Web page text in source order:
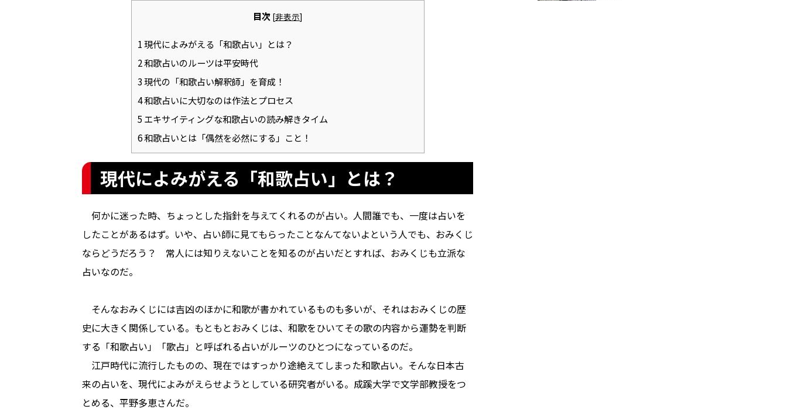
目次 [非表示]
1現代によみがえる「和歌占い」とは？
2和歌占いのルーツは平安時代
3現代の「和歌占い解釈師」を育成！
4和歌占いに大切なのは作法とプロセス
5 エキサイティングな和歌占いの読み解きタイム
6和歌占いとは「偶然を必然にする」こと！
現代によみがえる「和歌占い」とは？
何かに迷った時、ちょっとした指針を与えてくれるのが占い。人間誰でも、一度は占いを
したことがあるはず。いや、占い師に見てもらったことなんてないよという人でも、おみくじ
ならどうだろう？ 常人には知りえないことを知るのが占いだとすれば、おみくじも立派な
占いなのだ。
そんなおみくじには吉凶のほかに和歌が書かれているものも多いが、それはおみくじの歴
史に大きく関係している。もともとおみくじは、和歌をひいてその歌の内容から運勢を判断
する「和歌占い」「歌占」と呼ばれる占いがルーツのひとつになっているのだ。
江戸時代に流行したものの、現在ではすっかり途絶えてしまった和歌占い。そんな日本古
来の占いを、現代によみがえらせようとしている研究者がいる。成蹊大学で文学部教授をつ
とめる、平野多恵さんだ。